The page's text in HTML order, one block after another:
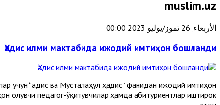
muslim.uz
الأربعاء, 26 تموز/يوليو 2023 00:00
Ҳадис илми мактабида ижодий имтиҳон бошланди
учун “Ҳадис ва Мусталаҳул ҳадис” фанидан ижодий имтиҳон
олувчи педагог-ўқитувчилар ҳамда абитуриентлар иштирок